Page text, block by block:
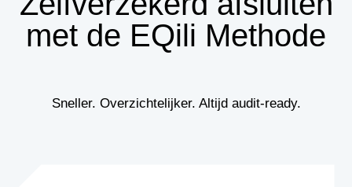
met de EQili Methode
Sneller. Overzichtelijker. Altijd audit-ready.